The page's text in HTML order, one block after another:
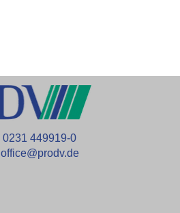
0231 449919-0
office@prodv.de